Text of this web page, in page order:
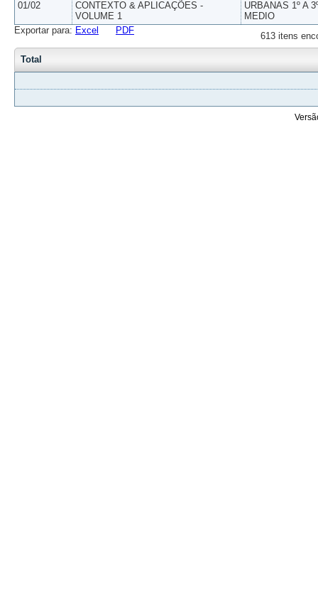
01/02
CONTEXTO & APLICAÇÕES -
VOLUME 1
URBANAS 1º A
MEDIO
613 itens
Exportar para: Excel PDF
Total